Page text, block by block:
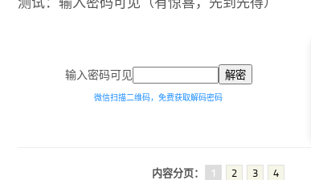
输入密码可见
微信扫描二维码，免费获取解码密码
内容分页： 1 2 3 4